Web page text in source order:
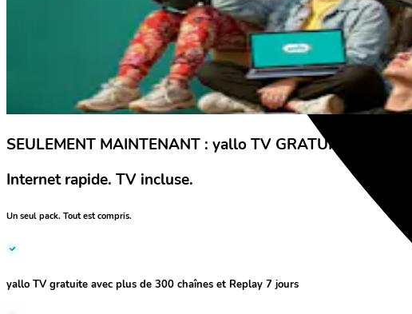
SEULEMENT MAINTENANT : yallo TV GRATUITE.
Internet rapide. TV incluse.
Un seul pack. Tout est compris.
yallo TV gratuite avec plus de 300 chaînes et Replay 7 jours